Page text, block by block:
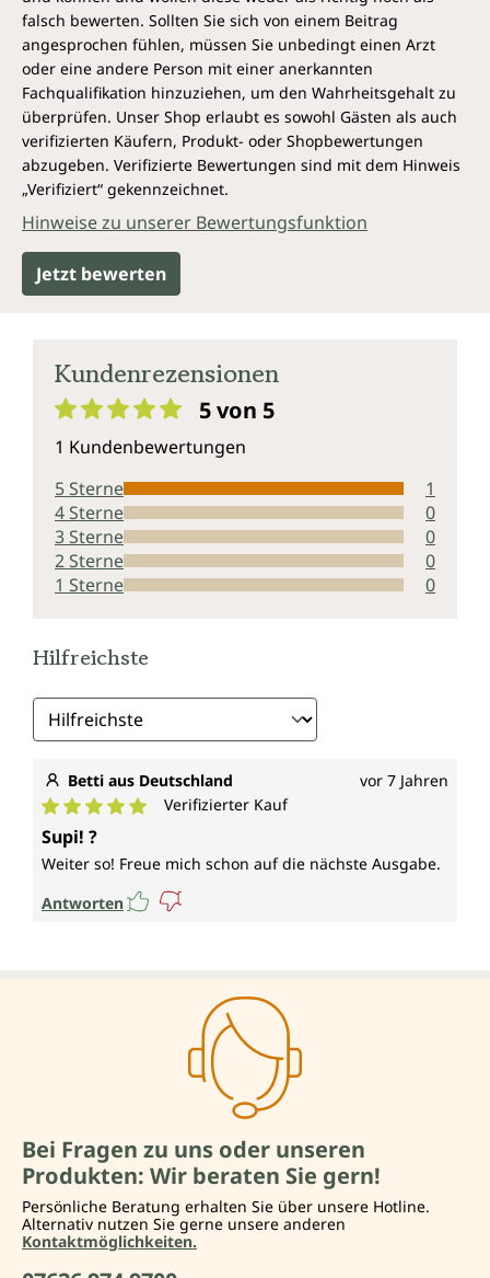
falsch bewerten. Sollten Sie sich von einem Beitrag
angesprochen fühlen, müssen Sie unbedingt einen Arzt
oder eine andere Person mit einer anerkannten
Fachqualifikation hinzuziehen, um den Wahrheitsgehalt zu
überprüfen. Unser Shop erlaubt es sowohl Gästen als auch
verifizierten Käufern, Produkt- oder Shopbewertungen
abzugeben. Verifizierte Bewertungen sind mit dem Hinweis
„Verifiziert“ gekennzeichnet.
Hinweise zu unserer Bewertungsfunktion
Jetzt bewerten
Kundenrezensionen
5 von 5
1 Kundenbewertungen
5 Sterne
1
4 Sterne
0
3 Sterne
0
2 Sterne
0
1 Sterne
0
Hilfreichste
Betti aus Deutschland vor 7 Jahren
Durchschnittliche Bewertung von 5 von 5 Sternen
Verifizierter Kauf
Supi! ?
Weiter so! Freue mich schon auf die nächste Ausgabe.
Antworten
Bei Fragen zu uns oder unseren
Produkten: Wir beraten Sie gern!
Persönliche Beratung erhalten Sie über unsere Hotline.
Alternativ nutzen Sie gerne unsere anderen
Kontaktmöglichkeiten.